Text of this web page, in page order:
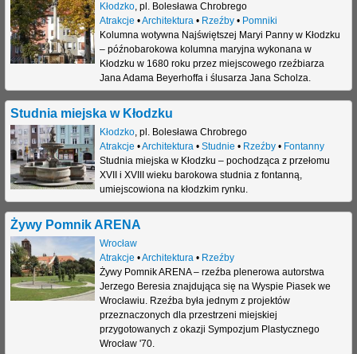
Kłodzko, pl. Bolesława Chrobrego
Atrakcje •Architektura• Rzeźby• Pomniki
Kolumna wotywna Najświętszej Maryi Panny w Kłodzku
– późnobarokowa kolumna maryjna wykonana w
Kłodzku w 1680 roku przez miejscowego rzeźbiarza
Jana Adama Beyerhoffa i ślusarza Jana Scholza.
Studnia miejska w Kłodzku
Kłodzko, pl. Bolesława Chrobrego
Atrakcje •Architektura• Studnie • Rzeźby• Fontanny
Studnia miejska w Kłodzku – pochodząca z przełomu
XVII i XVIII wieku barokowa studnia z fontanną,
umiejscowiona na kłodzkim rynku.
Żywy Pomnik ARENA
Wrocław
Atrakcje •Architektura • Rzeźby
Żywy Pomnik ARENA – rzeźba plenerowa autorstwa
Jerzego Beresia znajdująca się na Wyspie Piasek we
Wrocławiu. Rzeźba była jednym z projektów
przeznaczonych dla przestrzeni miejskiej
przygotowanych z okazji Sympozjum Plastycznego
Wrocław '70.